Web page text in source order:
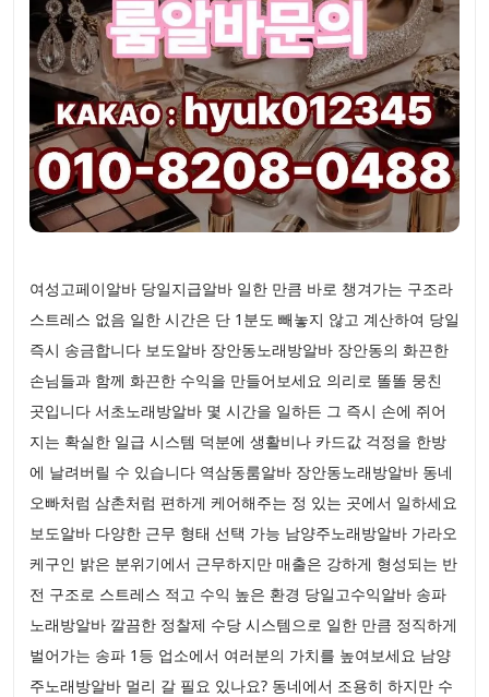
여성고페이알바 당일지급알바 일한 만큼 바로 챙겨가는 구조라
스트레스 없음 일한 시간은 단 1분도 빼놓지 않고 계산하여 당일
즉시 송금합니다 보도알바 장안동노래방알바 장안동의 화끈한
손님들과 함께 화끈한 수익을 만들어보세요 의리로 똘똘 뭉친
곳입니다 서초노래방알바 몇 시간을 일하든 그 즉시 손에 쥐어
지는 확실한 일급 시스템 덕분에 생활비나 카드값 걱정을 한방
에 날려버릴 수 있습니다 역삼동룸알바 장안동노래방알바 동네
오빠처럼 삼촌처럼 편하게 케어해주는 정 있는 곳에서 일하세요
보도알바 다양한 근무 형태 선택 가능 남양주노래방알바 가라오
케구인 밝은 분위기에서 근무하지만 매출은 강하게 형성되는 반
전 구조로 스트레스 적고 수익 높은 환경 당일고수익알바 송파
노래방알바 깔끔한 정찰제 수당 시스템으로 일한 만큼 정직하게
벌어가는 송파 1등 업소에서 여러분의 가치를 높여보세요 남양
주노래방알바 멀리 갈 필요 있나요? 동네에서 조용히 하지만 수